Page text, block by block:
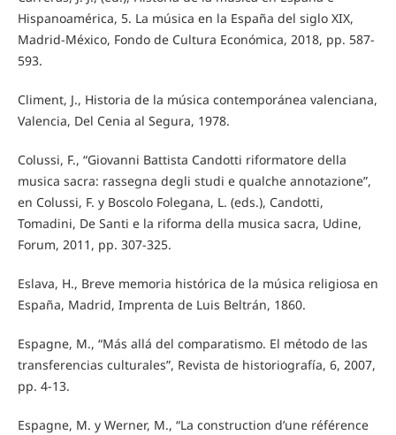
Hispanoamérica, 5. La música en la España del siglo XIX,
Madrid-México, Fondo de Cultura Económica, 2018, pp. 587-
593.
Climent, J., Historia de la música contemporánea valenciana,
Valencia, Del Cenia al Segura, 1978.
Colussi, F., “Giovanni Battista Candotti riformatore della
musica sacra: rassegna degli studi e qualche annotazione”,
en Colussi, F. y Boscolo Folegana, L. (eds.), Candotti,
Tomadini, De Santi e la riforma della musica sacra, Udine,
Forum, 2011, pp. 307-325.
Eslava, H., Breve memoria histórica de la música religiosa en
España, Madrid, Imprenta de Luis Beltrán, 1860.
Espagne, M., “Más allá del comparatismo. El método de las
transferencias culturales”, Revista de historiografía, 6, 2007,
pp. 4-13.
Espagne, M. y Werner, M., “La construction d’une référence